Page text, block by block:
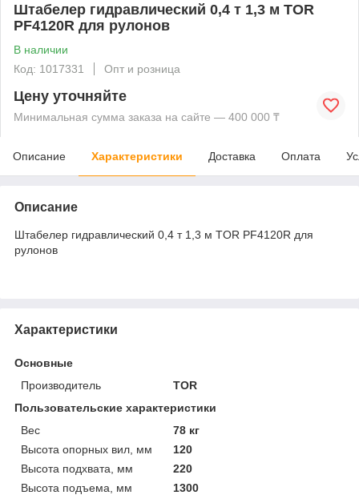
Штабелер гидравлический 0,4 т 1,3 м TOR
PF4120R для рулонов
В наличии
Код: 1017331
Опт и розница
Цену уточняйте
Минимальная сумма заказа на сайте — 400 000 ₸
Описание Характеристики Доставка Оплата
Описание
Штабелер гидравлический 0,4 т 1,3 м TOR PF4120R для
рулонов
Характеристики
Основные
Производитель
TOR
Пользовательские характеристики
Вес
78 кг
Высота опорных вил, мм
120
Высота подхвата, мм
220
Высота подъема, мм
1300